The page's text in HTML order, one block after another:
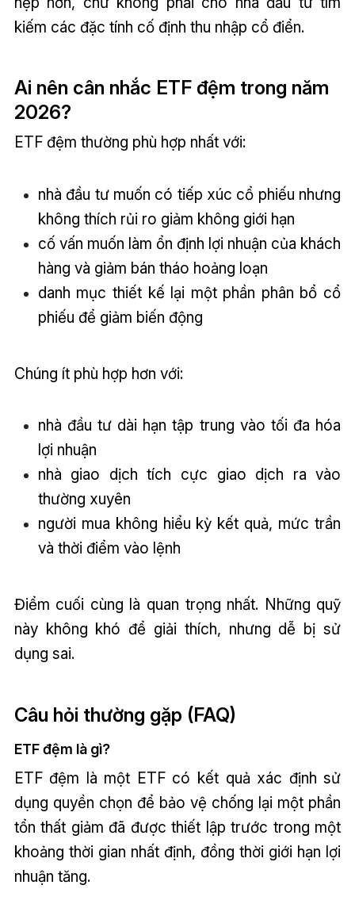
kiếm các đặc tính cố định thu nhập cổ điển.
Ai nên cân nhắc ETF đệm trong năm
2026?
ETF đệm thường phù hợp nhất với:
nhà đầu tư muốn có tiếp xúc cổ phiếu nhưng
không thích rủi ro giảm không giới hạn
cố vấn muốn làm ổn định lợi nhuận của khách
hàng và giảm bán tháo hoảng loạn
danh mục thiết kế lại một phần phân bổ cổ
phiếu để giảm biến động
Chúng ít phù hợp hơn với:
nhà đầu tư dài hạn tập trung vào tối đa hóa
lợi nhuận
nhà giao dịch tích cực giao dịch ra vào
thường xuyên
người mua không hiểu kỳ kết quả, mức trần
và thời điểm vào lệnh
Điểm cuối cùng là quan trọng nhất. Những quỹ
này không khó để giải thích, nhưng dễ bị sử
dụng sai.
Câu hỏi thường gặp (FAQ)
ETF đệm là gì?
ETF đệm là một ETF có kết quả xác định sử
dụng quyền chọn để bảo vệ chống lại một phần
tổn thất giảm đã được thiết lập trước trong một
khoảng thời gian nhất định, đồng thời giới hạn lợi
nhuận tăng.